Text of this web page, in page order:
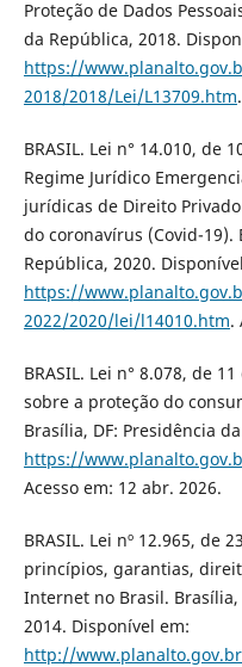
Proteção de Dados
da República, 2018.
https://
2018/2018/Lei/L13709.htm
BRASIL. Lei n° 14.010, de
Regime Jurídico
jurídicas de Direito
do coronavírus (Covid-19).
República, 2020.
https://
2022/2020/lei/l14010.htm.
BRASIL. Lei n° 8.078, de
sobre a proteção do
Brasília, DF: Presidência
https://
Acesso em: 12 abr. 2026.
BRASIL. Lei nº 12.965, de
princípios, garantias,
Internet no Brasil. Brasília,
2014. Disponível em:
http://